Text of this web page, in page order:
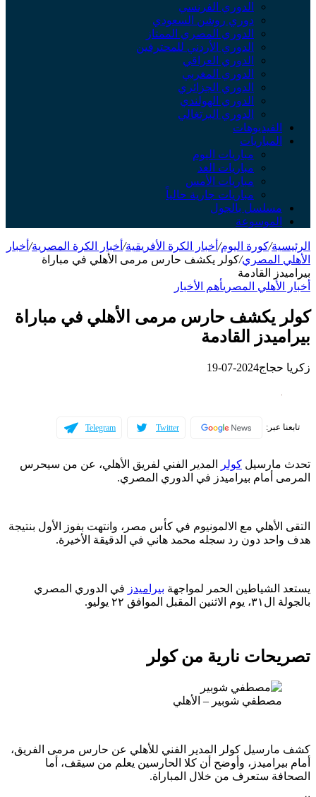
الدوري الفرنسي
دوري روشن السعودي
الدوري المصري الممتاز
الدوري الأردني للمحترفين
الدوري العراقي
الدوري المغربي
الدوري الجزائري
الدوري الهولندي
الدوري البرتغالي
مباريات اليوم
مباريات الغد
مباريات الأمس
مباريات جارية حالياً
بالجول
/كورة اليوم/ أخبار الكرة الأفريقية/أخبار الكرة المصرية /أخبار
المصري /كولر يكشف حارس مرمى الأهلي في مباراة
القادمة
المصري أهم الأخبار
يكشف حارس مرمى الأهلي في مباراة
القادمة
2024-07-19
Twitter
Telegram
كولرالمدير الفني لفريق الأهلي، عن من سيحرس
أمام بيراميدز في الدوري المصري.
مع الالمونيوم في كأس مصر، وانتهت بفوز الأول بنتيجة
دون رد سجله محمد هاني في الدقيقة الأخيرة.
الحمر لمواجهةبيراميدزفي الدوري المصري
٢٢ يوليو.
نارية من كولر
شوبير – الأهلي
كولر المدير الفني للأهلي عن حارس مرمى الفريق،
وأوضح أن كلا الحارسين يعلم من سيقف، أما
ستعرف من خلال المباراة.